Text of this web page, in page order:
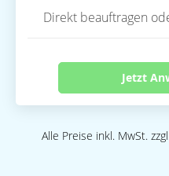
Direkt beauftragen
Jetzt
Alle Preise inkl. MwSt.